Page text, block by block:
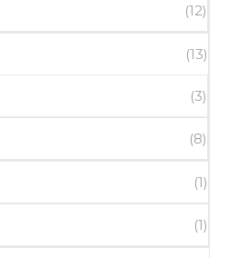
(12)
(13)
(3)
(8)
(1)
(1)